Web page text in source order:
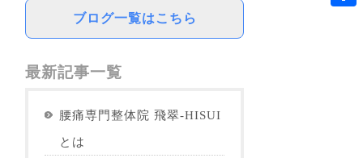
ブログ一覧はこちら
最新記事一覧
腰痛専門整体院 飛翠-HISUI
とは